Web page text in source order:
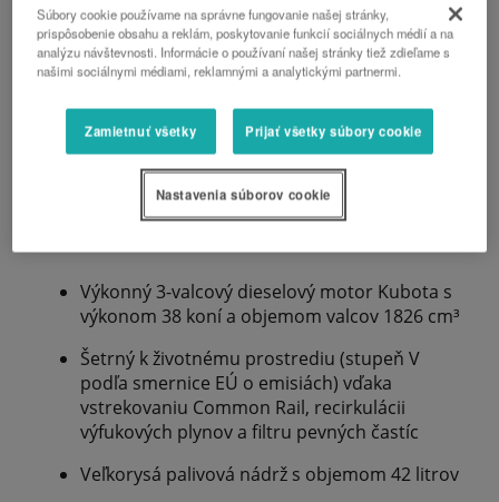
Motor
Výkonný 3-valcový dieselový motor Kubota s
výkonom 38 koní a objemom valcov 1826 cm³
Šetrný k životnému prostrediu (stupeň V
podľa smernice EÚ o emisiách) vďaka
vstrekovaniu Common Rail, recirkulácii
výfukových plynov a filtru pevných častíc
Veľkorysá palivová nádrž s objemom 42 litrov
Súbory cookie používame na správne fungovanie našej stránky,
prispôsobenie obsahu a reklám, poskytovanie funkcií sociálnych médií a na
analýzu návštevnosti. Informácie o používaní našej stránky tiež zdieľame s
našimi sociálnymi médiami, reklamnými a analytickými partnermi.
Zamietnuť všetky Prijať všetky súbory cookie
Nastavenia súborov cookie